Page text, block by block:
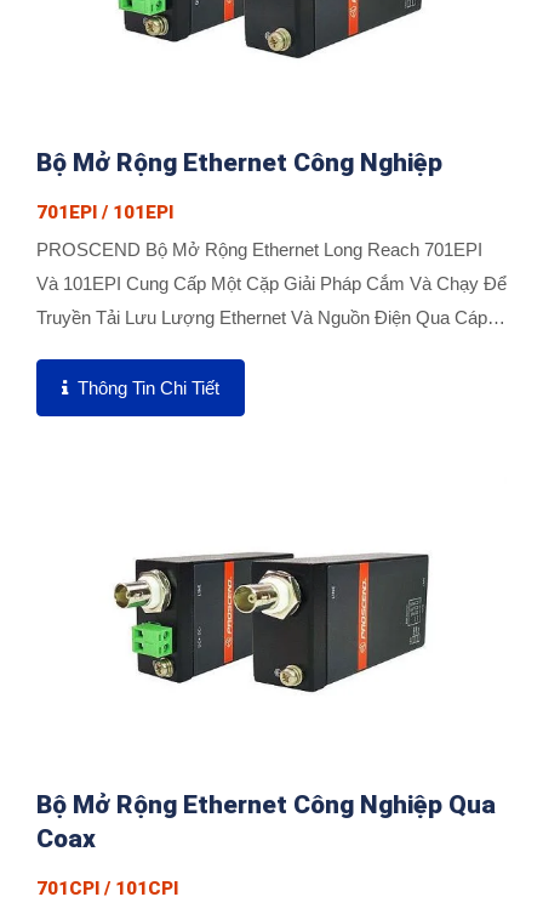
Bộ Mở Rộng Ethernet Công Nghiệp
701EPI / 101EPI
PROSCEND Bộ Mở Rộng Ethernet Long Reach 701EPI
Và 101EPI Cung Cấp Một Cặp Giải Pháp Cắm Và Chạy Để
Truyền Tải Lưu Lượng Ethernet Và Nguồn Điện Qua Cáp
Thông Tin Chi Tiết
Bộ Mở Rộng Ethernet Công Nghiệp Qua
Coax
701CPI / 101CPI